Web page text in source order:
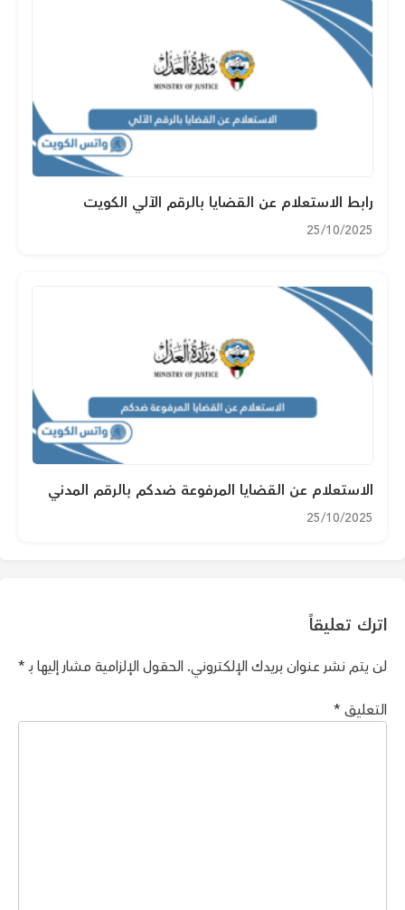
رابط الاستعلام عن القضايا بالرقم الآلي الكويت
25/10/2025
الاستعلام عن القضايا المرفوعة ضدكم بالرقم المدني
25/10/2025
اترك تعليقاً
لن يتم نشر عنوان بريدك الإلكتروني. الحقول الإلزامية مشار إليها بـ*
التعليق *